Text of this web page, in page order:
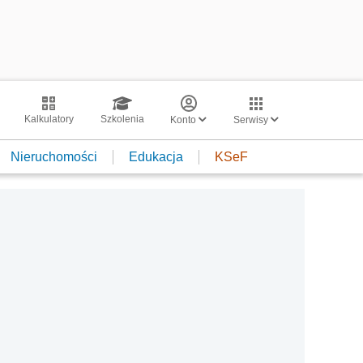
Kalkulatory Szkolenia Konto Serwisy
Nieruchomości Edukacja KSeF